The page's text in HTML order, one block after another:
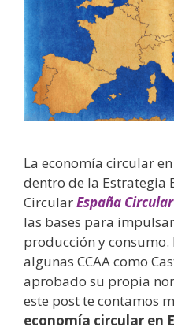
La economía circular
dentro de la Estrategia
CircularEspaña
las bases para
producción y
algunas CCAA como
aprobado su propia
este post te contamos
economía circular en